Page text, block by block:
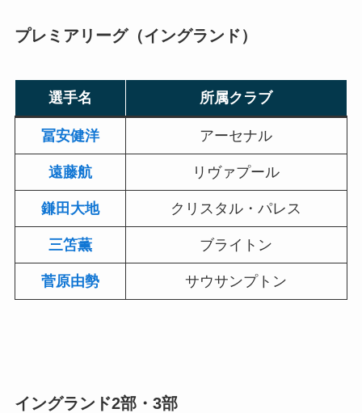
プレミアリーグ（イングランド）
選手名 所属クラブ
冨安健洋 アーセナル
遠藤航 リヴァプール
鎌田大地 クリスタル・パレス
三笘薫 ブライトン
菅原由勢 サウサンプトン
イングランド2部・3部